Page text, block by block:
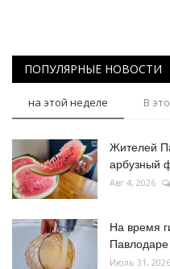
ПОПУЛЯРНЫЕ НОВОСТИ
на этой неделе В
Жителей
арбузный
Авг 4, 2026
На время
Павлодаре
Июль 31, 2026